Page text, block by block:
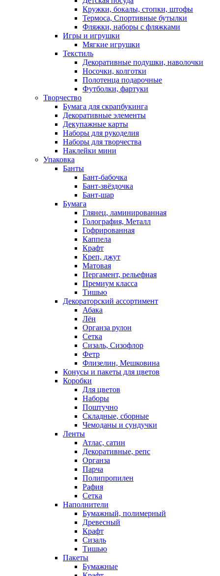
Кружки, бокалы, стопки, штофы
Термоса, Спортивные бутылки
Фляжки, наборы с фляжками
Игры и игрушки
Мягкие игрушки
Текстиль
Декоративные подушки, наволочки
Носочки, колготки
Полотенца подарочные
Футболки, фартуки
Творчество
Бумага для скрапбукинга
Декоративные элементы
Декупажные карты
Наборы для рукоделия
Наборы для творчества
Наклейки мини
Упаковка
Банты
Бант-бабочка
Бант-звёздочка
Бант-шар
Бумага
Глянец, ламинированная
Голография, Металл
Гофрированная
Каппела
Крафт
Креп, джут
Матовая
Пергамент, рельефная
Премиум класса
Тишью
Декораторский ассортимент
Абака
Лён
Органза рулон
Сетка
Сизаль, Сизофлор
Фетр
Флизелин, Мешковина
Конусы и пакеты для цветов
Коробки
Для цветов
Наборы
Поштучно
Складные, сборные
Чемоданы и сундучки
Ленты
Атлас, сатин
Декоративные, репс
Органза
Парча
Полипропилен
Рафия
Сетка
Наполнители
Бумажный, полимерный
Древесный
Крафт
Сизаль
Тишью
Пакеты
Бумажные